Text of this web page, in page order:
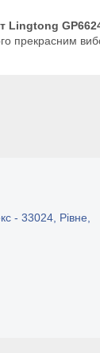
Lingtong
прекрасним
- 33024, Рівне,